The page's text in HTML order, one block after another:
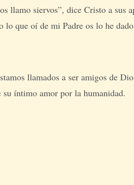
llamo siervos”, dice Cristo a sus
que oí de mi Padre os lo he
llamados a ser amigos de
su íntimo amor por la humanidad.